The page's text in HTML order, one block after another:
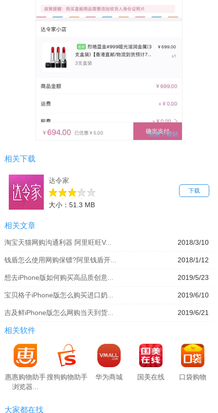
相关下载
下载
达令家
大小：51.3 MB
相关文章
2018/3/10
淘宝天猫网购沟通利器 阿里旺旺V...
2018/1/12
钱盾怎么使用网购保镖?阿里钱盾开...
2019/5/23
想去iPhone版如何购买高品质创意...
2019/6/10
宝贝格子iPhone版怎么购买进口奶...
2019/6/21
吉及鲜iPhone版怎么网购当天到货...
相关软件
惠惠购物助手
浏览器...
搜狗购物助手 华为商城 国美在线 口袋购物
大家都在找